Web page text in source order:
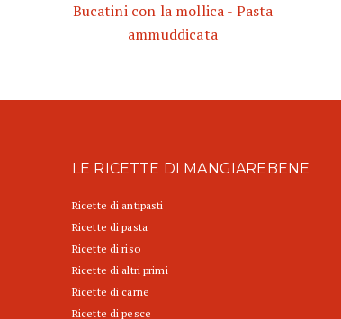
Bucatini con la mollica - Pasta
ammuddicata
LE RICETTE DI MANGIAREBENE
Ricette di antipasti
Ricette di pasta
Ricette di riso
Ricette di altri primi
Ricette di carne
Ricette di pesce